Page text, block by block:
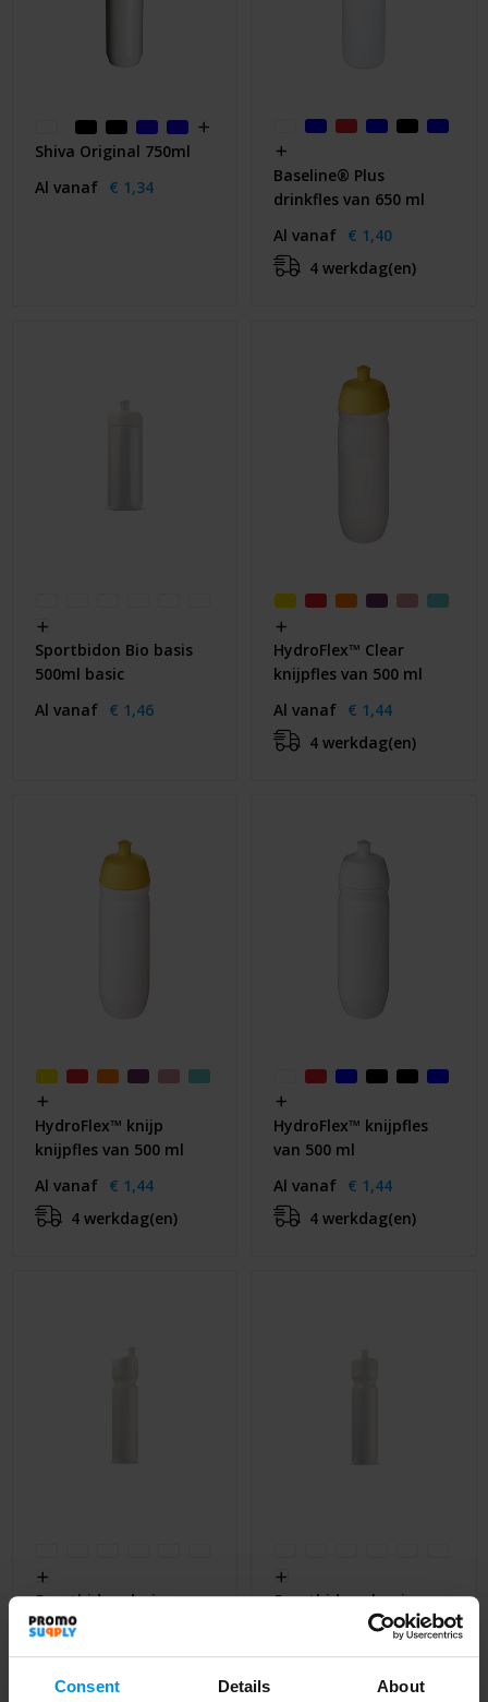
Consent Details About
Shiva Original 750ml
Al vanaf € 1,34
Baseline® Plus
drinkfles van 650 ml
Al vanaf € 1,40
4 werkdag(en)
Sportbidon Bio basis
500ml basic
Al vanaf € 1,46
HydroFlex™ Clear
knijpfles van 500 ml
Al vanaf € 1,44
4 werkdag(en)
HydroFlex™ knijp
knijpfles van 500 ml
Al vanaf € 1,44
4 werkdag(en)
HydroFlex™ knijpfles
van 500 ml
Al vanaf € 1,44
4 werkdag(en)
Sportbidon design
750ml
Al vanaf € 1,52
Sportbidon classic
Al vanaf € 1,52